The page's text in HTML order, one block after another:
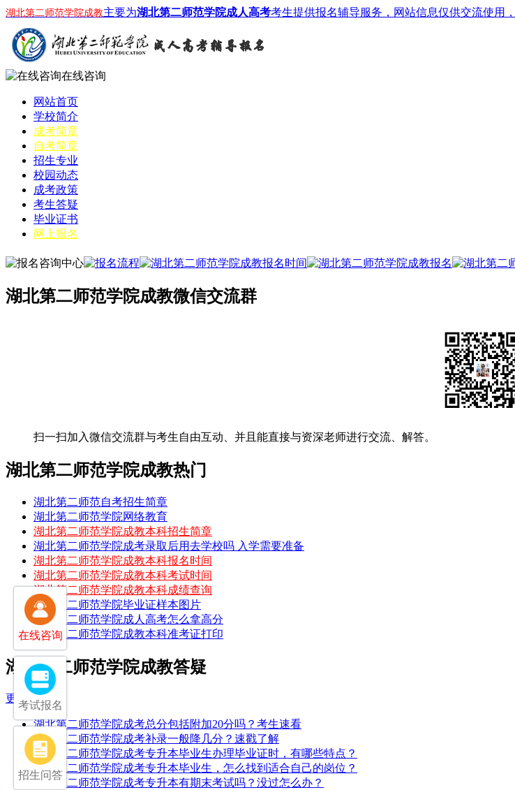
湖北第二师范学院成教主要为湖北第二师范学院成人高考考生提供报名辅导服务，网站信息仅供交流使用
在线咨询
网站首页
学校简介
成考简章
自考简章
招生专业
校园动态
成考政策
考生答疑
毕业证书
网上报名
湖北第二师范学院成教微信交流群
扫一扫加入微信交流群与考生自由互动、并且能直接与资深老师进行交流、解答。
湖北第二师范学院成教热门
湖北第二师范自考招生简章
湖北第二师范学院网络教育
湖北第二师范学院成教本科招生简章
湖北第二师范学院成考录取后用去学校吗 入学需要准备
湖北第二师范学院成教本科报名时间
湖北第二师范学院成教本科考试时间
湖北第二师范学院成教本科成绩查询
湖北第二师范学院毕业证样本图片
湖北第二师范学院成人高考怎么拿高分
湖北第二师范学院成教本科准考证打印
湖北第二师范学院成教答疑
更多
湖北第二师范学院成考总分包括附加20分吗？考生速看
湖北第二师范学院成考补录一般降几分？速戳了解
湖北第二师范学院成考专升本毕业生办理毕业证时，有哪些特点？
湖北第二师范学院成考专升本毕业生，怎么找到适合自己的岗位？
湖北第二师范学院成考专升本有期末考试吗？没过怎么办？
在线咨询
考试报名
招生问答